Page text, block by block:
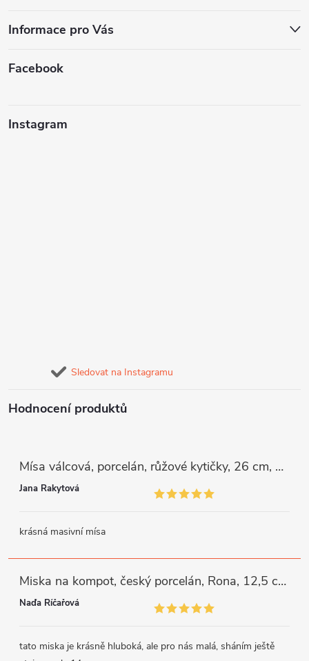
Informace pro Vás
Facebook
Instagram
Sledovat na Instagramu
Hodnocení produktů
Mísa válcová, porcelán, růžové kytičky, 26 cm, G. Benedikt
Jana Rakytová
krásná masivní mísa
Miska na kompot, český porcelán, Rona, 12,5 cm, bílý, G. Benedikt
Naďa Říčařová
tato miska je krásně hluboká, ale pro nás malá, sháním ještě